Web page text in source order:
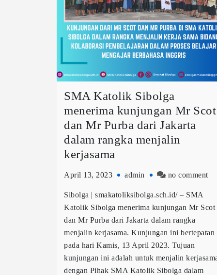
SMA Katolik Sibolga
menerima kunjungan Mr Scot
dan Mr Purba dari Jakarta
dalam rangka menjalin
kerjasama
April 13, 2023 admin no comment
Sibolga | smakatoliksibolga.sch.id/ – SMA
Katolik Sibolga menerima kunjungan Mr Scot
dan Mr Purba dari Jakarta dalam rangka
menjalin kerjasama. Kunjungan ini bertepatan
pada hari Kamis, 13 April 2023. Tujuan
kunjungan ini adalah untuk menjalin
dengan Pihak SMA Katolik Sibolga dalam